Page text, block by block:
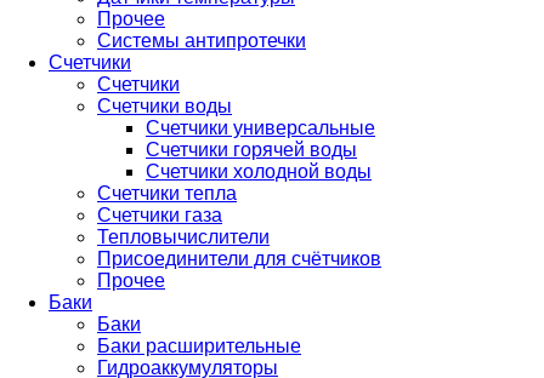
Прочее
Системы антипротечки
Счетчики
Счетчики
Счетчики воды
Счетчики универсальные
Счетчики горячей воды
Счетчики холодной воды
Счетчики тепла
Счетчики газа
Тепловычислители
Присоединители для счётчиков
Прочее
Баки
Баки
Баки расширительные
Гидроаккумуляторы